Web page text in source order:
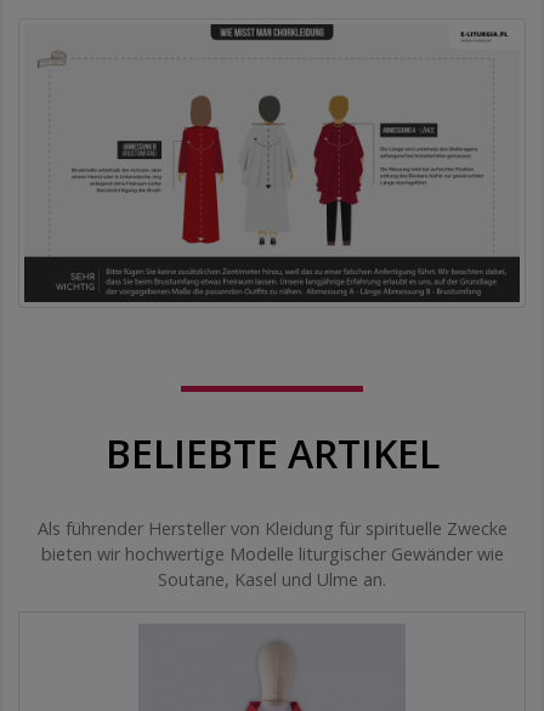
BELIEBTE ARTIKEL
Als führender Hersteller von Kleidung für spirituelle Zwecke
bieten wir hochwertige Modelle liturgischer Gewänder wie
Soutane, Kasel und Ulme an.